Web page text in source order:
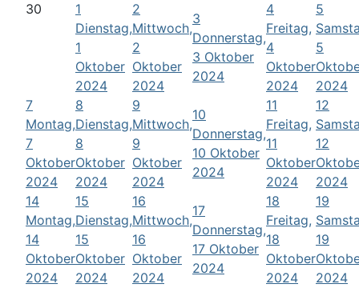
30
1
Dienstag,
1
Oktober
2024
2
Mittwoch,
2
Oktober
2024
3
Donnerstag,
3 Oktober
2024
4
Freitag,
4
Oktober
2024
5
5
2024
7
Montag,
7
Oktober
2024
8
Dienstag,
8
Oktober
2024
9
Mittwoch,
9
Oktober
2024
10
Donnerstag,
10 Oktober
2024
11
Freitag,
11
Oktober
2024
12
12
2024
14
Montag,
14
Oktober
2024
15
Dienstag,
15
Oktober
2024
16
Mittwoch,
16
Oktober
2024
17
Donnerstag,
17 Oktober
2024
18
Freitag,
18
Oktober
2024
19
19
2024